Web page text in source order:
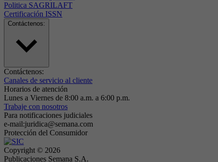
Politica SAGRILAFT
Certificación ISSN
Contáctenos:
Contáctenos:
Canales de servicio al cliente
Horarios de atención
Lunes a Viernes de 8:00 a.m. a 6:00 p.m.
Trabaje con nosotros
Para notificaciones judiciales
e-mail:juridica@semana.com
Protección del Consumidor
Copyright © 2026
Publicaciones Semana S.A.